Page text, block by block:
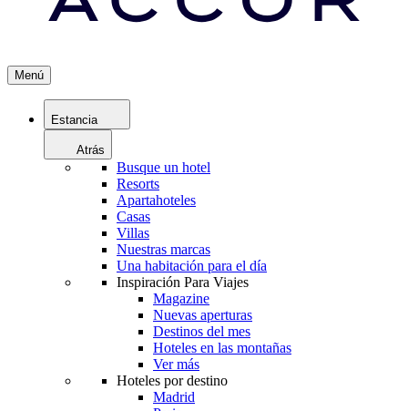
Menú
Estancia
Atrás
Busque un hotel
Resorts
Apartahoteles
Casas
Villas
Nuestras marcas
Una habitación para el día
Inspiración Para Viajes
Magazine
Nuevas aperturas
Destinos del mes
Hoteles en las montañas
Ver más
Hoteles por destino
Madrid